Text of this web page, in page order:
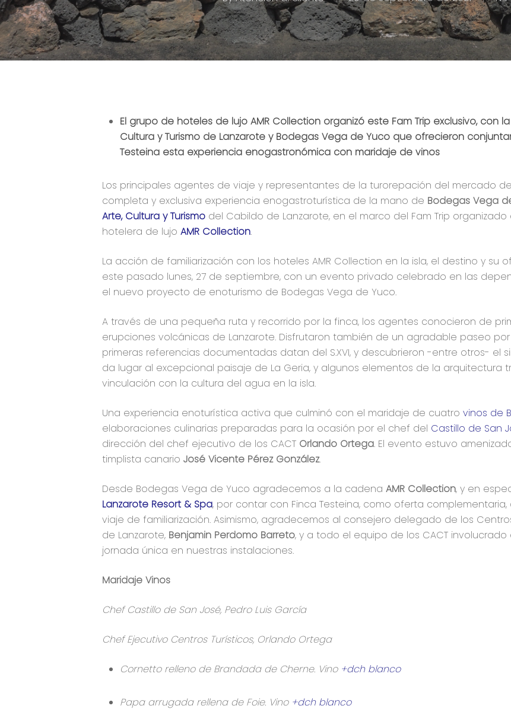
El grupo de hoteles de lujo AMR Collection organizó este Fam Trip exclusivo, con
Cultura y Turismo de Lanzarote y Bodegas Vega de Yuco que ofrecieron
Testeina esta experiencia enogastronómica con maridaje de vinos
Los principales agentes de viaje y representantes de la turorepación del mercado
completa y exclusiva experiencia enogastroturística de la mano de Bodegas Vega
Arte, Cultura y Turismo del Cabildo de Lanzarote, en el marco del Fam Trip
hotelera de lujoAMR Collection.
La acción de familiarización con los hoteles AMR Collection en la isla, el destino y su
este pasado lunes, 27 de septiembre, con un evento privado celebrado en las
el nuevo proyecto de enoturismo de Bodegas Vega de Yuco.
A través de una pequeña ruta y recorrido por la finca, los agentes conocieron de
erupciones volcánicas de Lanzarote. Disfrutaron también de un agradable paseo
primeras referencias documentadas datan del S.XVI, y descubrieron -entre otros- el
da lugar al excepcional paisaje de La Geria, y algunos elementos de la arquitectura
vinculación con la cultura del agua en la isla.
Una experiencia enoturística activa que culminó con el maridaje de cuatrovinos de
elaboraciones culinarias preparadas para la ocasión por el chef del Castillo de San
dirección del chef ejecutivo de los CACT Orlando Ortega. El evento estuvo
timplista canarioJosé Vicente Pérez González.
Desde Bodegas Vega de Yuco agradecemos a la cadenaAMR Collection, y en
Lanzarote Resort & Spa, por contar con Finca Testeina, como oferta
viaje de familiarización. Asimismo, agradecemos al consejero delegado de los
de Lanzarote, Benjamin Perdomo Barreto, y a todo el equipo de los CACT
jornada única en nuestras instalaciones.
Maridaje Vinos
Chef Castillo de San José, Pedro Luis García
Chef Ejecutivo Centros Turísticos, Orlando Ortega
Cornetto relleno de Brandada de Cherne. Vino +dch blanco
Papa arrugada rellena de Foie. Vino +dch blanco